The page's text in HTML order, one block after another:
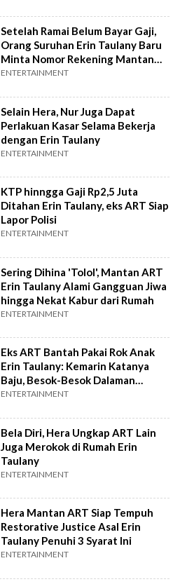
Setelah Ramai Belum Bayar Gaji,
Orang Suruhan Erin Taulany Baru
Minta Nomor Rekening Mantan
ART
ENTERTAINMENT
Selain Hera, Nur Juga Dapat
Perlakuan Kasar Selama Bekerja
dengan Erin Taulany
ENTERTAINMENT
KTP hinngga Gaji Rp2,5 Juta
Ditahan Erin Taulany, eks ART Siap
Lapor Polisi
ENTERTAINMENT
Sering Dihina 'Tolol', Mantan ART
Erin Taulany Alami Gangguan Jiwa
hingga Nekat Kabur dari Rumah
ENTERTAINMENT
Eks ART Bantah Pakai Rok Anak
Erin Taulany: Kemarin Katanya
Baju, Besok-Besok Dalaman
Sekalian
ENTERTAINMENT
Bela Diri, Hera Ungkap ART Lain
Juga Merokok di Rumah Erin
Taulany
ENTERTAINMENT
Hera Mantan ART Siap Tempuh
Restorative Justice Asal Erin
Taulany Penuhi 3 Syarat Ini
ENTERTAINMENT